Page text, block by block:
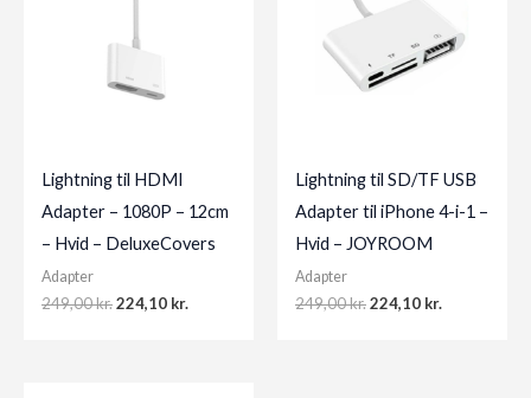
Lightning til HDMI
Adapter – 1080P – 12cm
– Hvid – DeluxeCovers
Adapter
249,00kr.Original
224,10 kr.
Lightning til SD/TF USB
Adapter til iPhone 4-i-1 –
Hvid – JOYROOM
Adapter
249,00kr.Original
224,10 kr.